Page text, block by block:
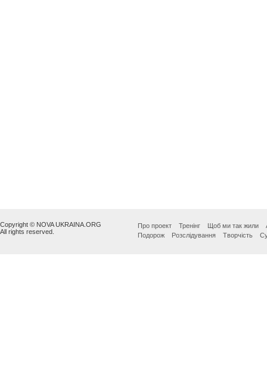
Copyright © NOVA UKRAINA.ORG
All rights reserved.
Про проект Тренінг Щоб ми так жили
Подорож
Розслідування Творчість